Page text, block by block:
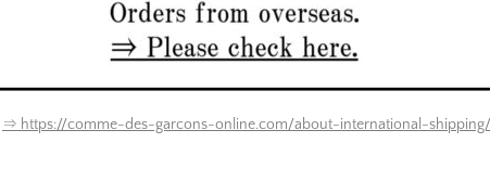
⇒ https://comme-des-garcons-online.com/about-international-shipping/